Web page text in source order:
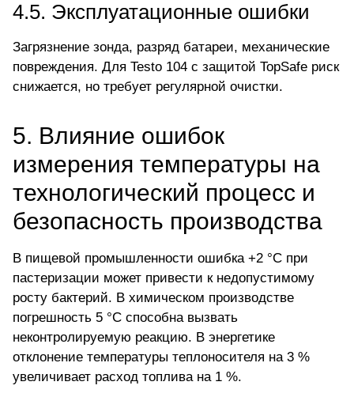
4.5. Эксплуатационные ошибки
Загрязнение зонда, разряд батареи, механические
повреждения. Для Testo 104 с защитой TopSafe риск
снижается, но требует регулярной очистки.
5. Влияние ошибок
измерения температуры на
технологический процесс и
безопасность производства
В пищевой промышленности ошибка +2 °C при
пастеризации может привести к недопустимому
росту бактерий. В химическом производстве
погрешность 5 °C способна вызвать
неконтролируемую реакцию. В энергетике
отклонение температуры теплоносителя на 3 %
увеличивает расход топлива на 1 %.